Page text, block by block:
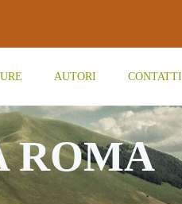
AUTORI CONTATTI
ROMA